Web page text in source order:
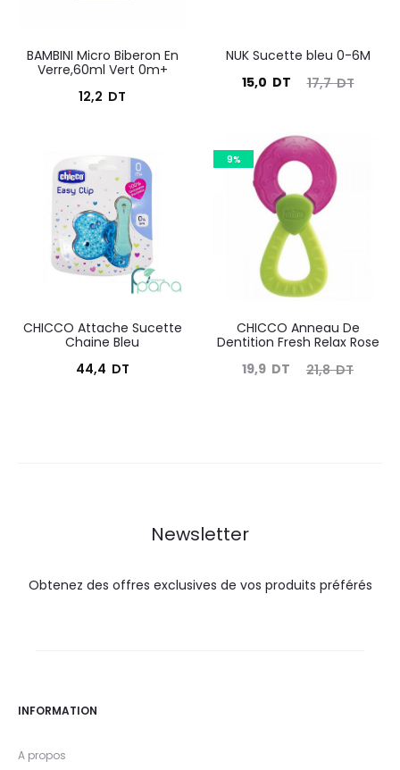
BAMBINI Micro Biberon En
Verre,60ml Vert 0m+
12,2 DT
NUK Sucette bleu 0-6M
17,7DT
Le
initial
était :
17,7
DT.
15,0 DT
Le
est :
CHICCO Attache Sucette
Chaine Bleu
44,4 DT
9%
CHICCO Anneau De
Dentition Fresh Relax Rose
21,8DT
Le
19,9 DT
Le
Newsletter
Obtenez des offres exclusives de vos produits préférés
INFORMATION
A propos